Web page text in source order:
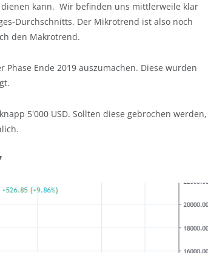
dienen kann. Wir befinden uns mittlerweile klar
Durchschnitts. Der Mikrotrend ist also noch
den Makrotrend.
Ende 2019 auszumachen. Diese wurden
5'000 USD. Sollten diese gebrochen werden,